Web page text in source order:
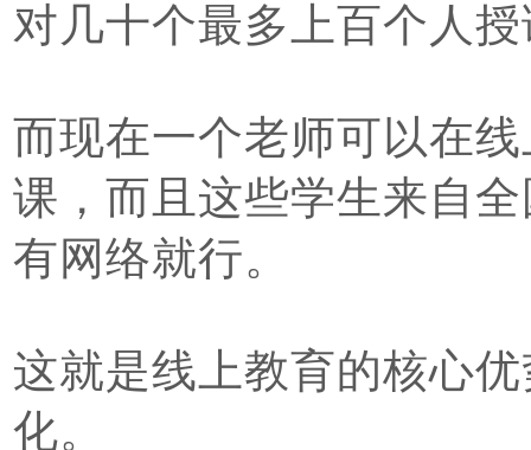
对几十个最多上百个人
而现在一个老师可以在
课，而且这些学生来自
有网络就行。
这就是线上教育的核心
化。